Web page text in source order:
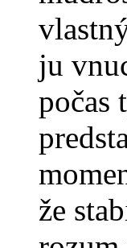
ju
počas
že